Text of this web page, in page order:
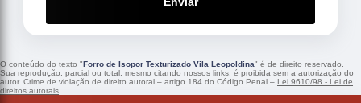
O conteúdo do texto "Forro de Isopor Texturizado Vila Leopoldina" é de direito reservado.
Sua reprodução, parcial ou total, mesmo citando nossos links, é proibida sem a autorização do
autor. Crime de violação de direito autoral – artigo 184 do Código Penal – Lei 9610/98 - Lei de
direitos autorais.